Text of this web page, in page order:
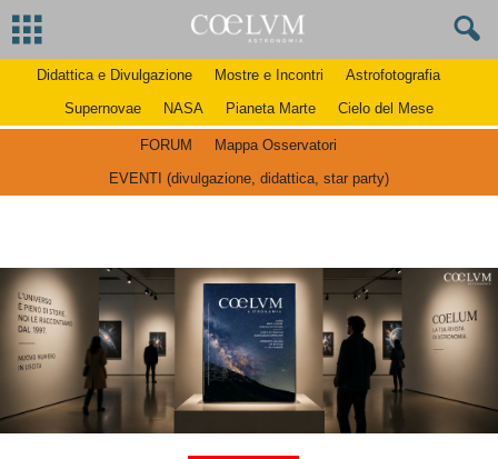
Didattica e Divulgazione Mostre e Incontri
Astrofotografia
Supernovae
NASA Pianeta Marte Cielo del Mese
FORUM
Mappa Osservatori
EVENTI (divulgazione, didattica, star party)